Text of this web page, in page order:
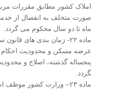
املاک کشور مطابق مقررات
صورت متخلف به انفصال از
ماه تا دو سال محکوم می گردد.
ماده ۲۲- زمان بندی های
عرضه مسکن و محدودیت احکام
پنجساله گذشته، اصلاح و
گردد.
ماده ۲۳– وزارت کشور